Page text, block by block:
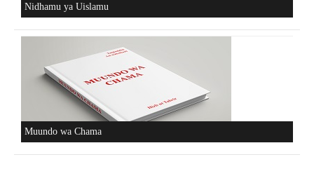
Nidhamu ya Uislamu
Muundo wa Chama